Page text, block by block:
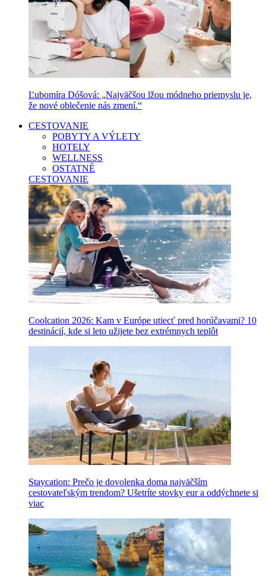
Ľubomíra Dóšová: „Najväčšou lžou módneho priemyslu je,
že nové oblečenie nás zmení.“
CESTOVANIE
POBYTY A VÝLETY
HOTELY
WELLNESS
OSTATNÉ
CESTOVANIE
Coolcation 2026: Kam v Európe utiecť pred horúčavami? 10
destinácií, kde si leto užijete bez extrémnych teplôt
Staycation: Prečo je dovolenka doma najväčším
cestovateľským trendom? Ušetríte stovky eur a oddýchnete si
viac